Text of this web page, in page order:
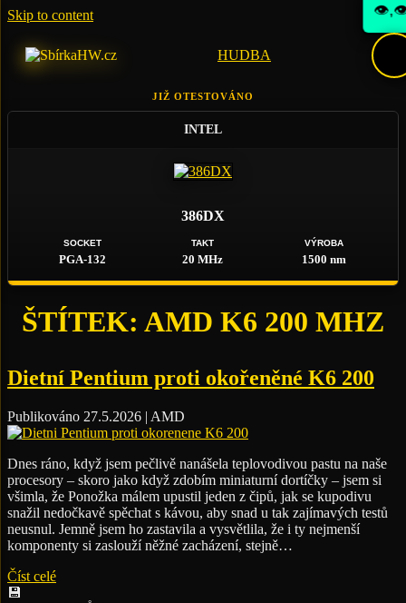
Skip to content
HUDBA
JIŽ OTESTOVÁNO
INTEL
386DX
SOCKET
PGA-132
TAKT
20 MHz
VÝROBA
1500 nm
ŠTÍTEK: AMD K6 200 MHZ
Dietní Pentium proti okořeněné K6 200
Publikováno 27.5.2026 | AMD
Dnes ráno, když jsem pečlivě nanášela teplovodivou pastu na naše
procesory – skoro jako když zdobím miniaturní dortíčky – jsem si
všimla, že Ponožka málem upustil jeden z čipů, jak se kupodivu
snažil nedočkavě spěchat s kávou, aby snad u tak zajímavých testů
neusnul. Jemně jsem ho zastavila a vysvětlila, že i ty nejmenší
komponenty si zaslouží něžné zacházení, stejně…
Číst celé
💾